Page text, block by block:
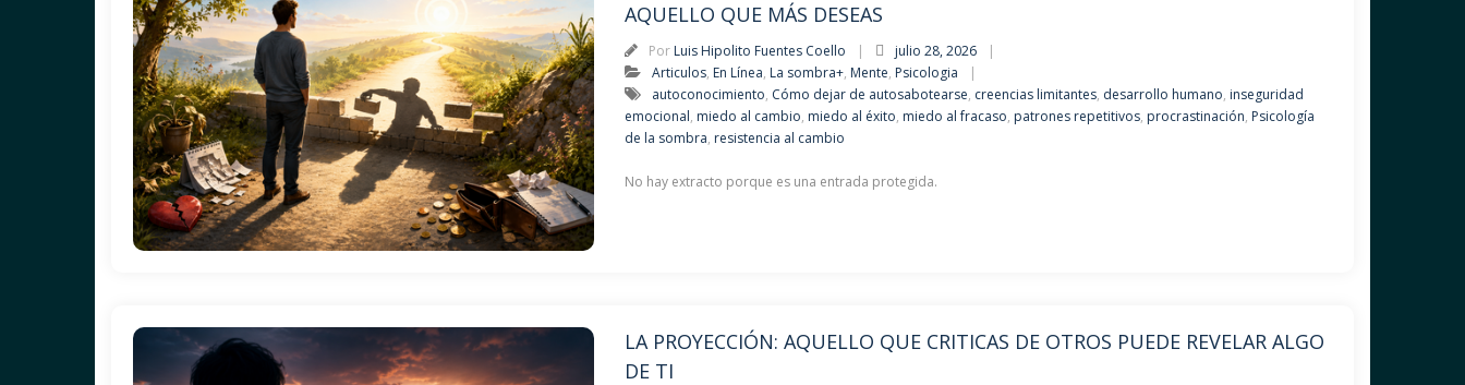
AQUELLO QUE MÁS DESEAS
Por Luis Hipolito Fuentes Coello
julio 28, 2026
Articulos, En Línea, La sombra+, Mente, Psicologia
autoconocimiento, Cómo dejar de autosabotearse, creencias limitantes, desarrollo humano, inseguridad
emocional, miedo al cambio, miedo al éxito, miedo al fracaso, patrones repetitivos, procrastinación, Psicología
de la sombra, resistencia al cambio
No hay extracto porque es una entrada protegida.
LA PROYECCIÓN: AQUELLO QUE CRITICAS DE OTROS PUEDE REVELAR ALGO
DE TI